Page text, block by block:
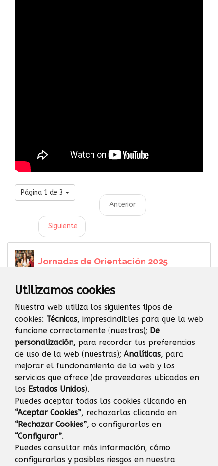
Utilizamos cookies
Nuestra web utiliza los siguientes tipos de
cookies: Técnicas, imprescindibles para que la web
funcione correctamente (nuestras); De
personalización, para recordar tus preferencias
de uso de la web (nuestras); Analíticas, para
mejorar el funcionamiento de la web y los
servicios que ofrece (de proveedores ubicados en
los Estados Unidos).
Puedes aceptar todas las cookies clicando en
“Aceptar Cookies”, rechazarlas clicando en
“Rechazar Cookies”, o configurarlas en
“Configurar”.
Puedes consultar más información, cómo
configurarlas y posibles riesgos en nuestra
Página 1 de 3
Anterior
Siguiente
Jornadas de Orientación 2025
Jornadas de orientación 2024
Jornadas de Orientación 2023
Jornadas de orientación 2022